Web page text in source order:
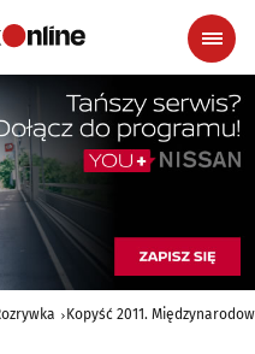
Kopyść 2011.